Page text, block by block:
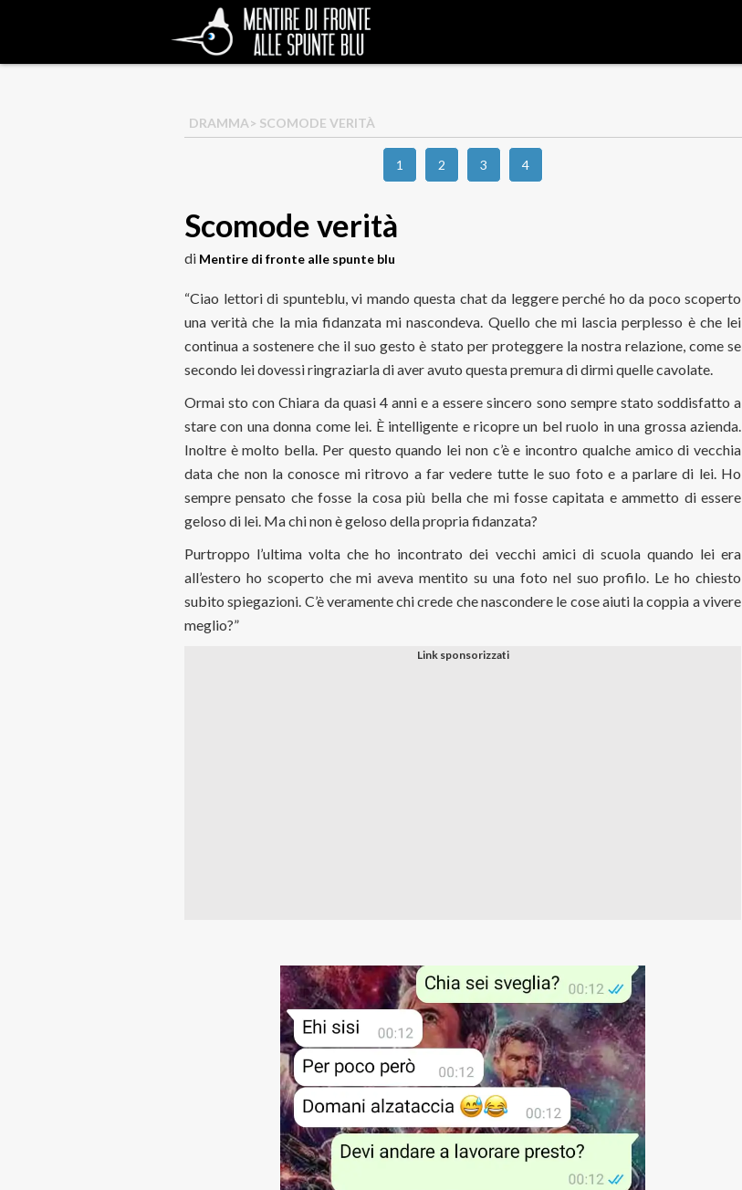
DRAMMA> SCOMODE VERITÀ
1 2 3 4
Scomode verità
di Mentire di fronte alle spunte blu
“Ciao lettori di spunteblu, vi mando questa chat da leggere perché ho da poco scoperto
una verità che la mia fidanzata mi nascondeva. Quello che mi lascia perplesso è che lei
continua a sostenere che il suo gesto è stato per proteggere la nostra relazione, come se
secondo lei dovessi ringraziarla di aver avuto questa premura di dirmi quelle cavolate.
Ormai sto con Chiara da quasi 4 anni e a essere sincero sono sempre stato soddisfatto a
stare con una donna come lei. È intelligente e ricopre un bel ruolo in una grossa azienda.
Inoltre è molto bella. Per questo quando lei non c’è e incontro qualche amico di vecchia
data che non la conosce mi ritrovo a far vedere tutte le suo foto e a parlare di lei. Ho
sempre pensato che fosse la cosa più bella che mi fosse capitata e ammetto di essere
geloso di lei. Ma chi non è geloso della propria fidanzata?
Purtroppo l’ultima volta che ho incontrato dei vecchi amici di scuola quando lei era
all’estero ho scoperto che mi aveva mentito su una foto nel suo profilo. Le ho chiesto
subito spiegazioni. C’è veramente chi crede che nascondere le cose aiuti la coppia a vivere
meglio?”